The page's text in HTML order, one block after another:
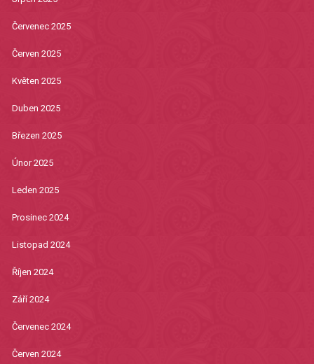
Červenec 2025
Červen 2025
Květen 2025
Duben 2025
Březen 2025
Únor 2025
Leden 2025
Prosinec 2024
Listopad 2024
Říjen 2024
Září 2024
Červenec 2024
Červen 2024